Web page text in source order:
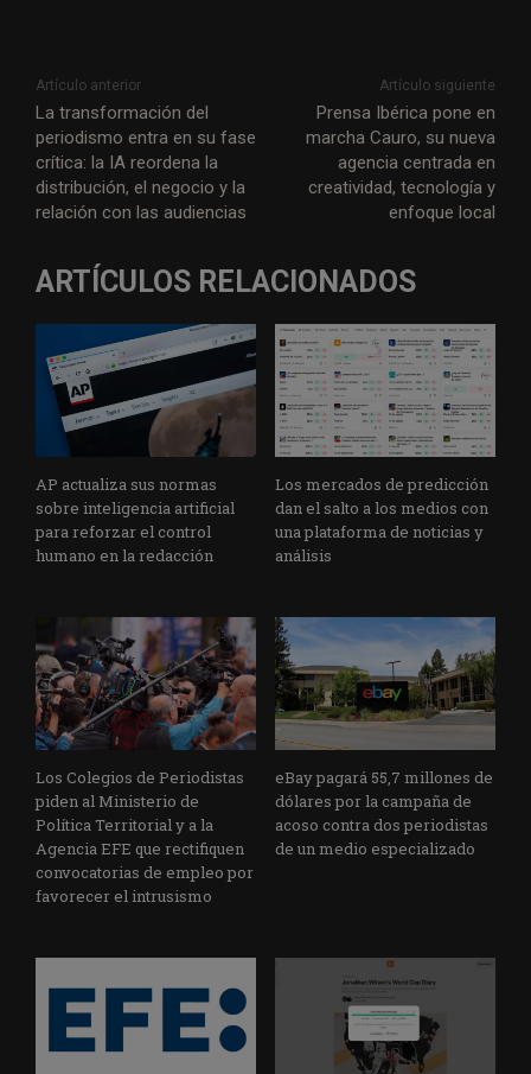
Artículo anterior
La transformación del
periodismo entra en su fase
crítica: la IA reordena la
distribución, el negocio y la
relación con las audiencias
Artículo siguiente
Prensa Ibérica pone en
marcha Cauro, su nueva
agencia centrada en
creatividad, tecnología y
enfoque local
ARTÍCULOS RELACIONADOS
AP actualiza sus normas
sobre inteligencia artificial
para reforzar el control
humano en la redacción
Los mercados de predicción
dan el salto a los medios con
una plataforma de noticias y
análisis
Los Colegios de Periodistas
piden al Ministerio de
Política Territorial y a la
Agencia EFE que rectifiquen
convocatorias de empleo por
favorecer el intrusismo
eBay pagará 55,7 millones de
dólares por la campaña de
acoso contra dos periodistas
de un medio especializado